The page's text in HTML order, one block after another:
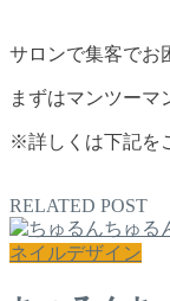
サロンで集客でお
まずはマンツーマ
※詳しくは下記を
RELATED POST
ネイルデザイン